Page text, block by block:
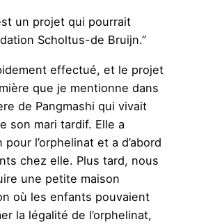
un projet qui pourrait
Scholtus-de Bruijn.”
effectué, et le projet
que je mentionne dans
de Pangmashi qui vivait
son mari tardif. Elle a
l’orphelinat et a d’abord
chez elle. Plus tard, nous
une petite maison
où les enfants pouvaient
la légalité de l’orphelinat,